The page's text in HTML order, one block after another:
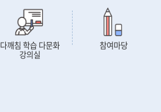
다깨침 학습 다문화
강의실
참여마당